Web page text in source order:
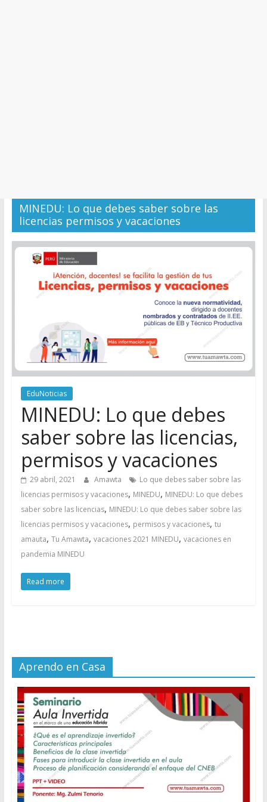
MINEDU: Lo que debes saber sobre las
licencias permisos y vacaciones
EduNoticias
MINEDU: Lo que debes
saber sobre las licencias,
permisos y vacaciones
29 abril, 2021 Amawta
Lo que debes saber sobre las
licencias permisos y vacaciones, MINEDU, MINEDU: Lo que debes
saber sobre las licencias, MINEDU: Lo que debes saber sobre las
licencias permisos y vacaciones, permisos y vacaciones, tu
amauta, Tu Amawta, vacaciones 2021 MINEDU, vacaciones en
pandemia MINEDU
Read more
Aprendo en Casa